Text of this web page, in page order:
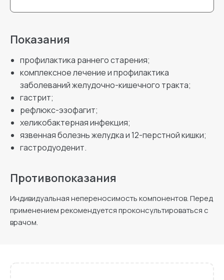
Показания
профилактика раннего старения;
комплексное лечение и профилактика
заболеваний желудочно-кишечного тракта;
гастрит;
рефлюкс-эзофагит;
хеликобактерная инфекция;
язвенная болезнь желудка и 12-перстной кишки;
гастродуоденит.
Противопоказания
Индивидуальная непереносимость компонентов. Перед
применением рекомендуется проконсультироваться с
врачом.